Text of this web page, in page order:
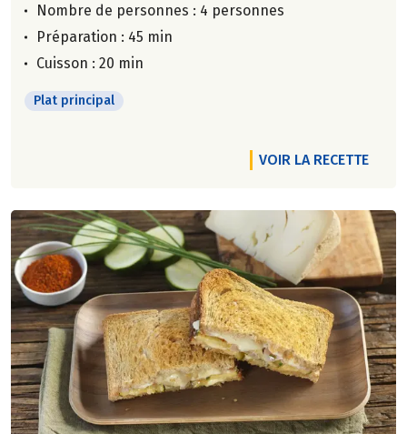
Nombre de personnes : 4 personnes
Préparation : 45 min
Cuisson : 20 min
Plat principal
VOIR LA RECETTE